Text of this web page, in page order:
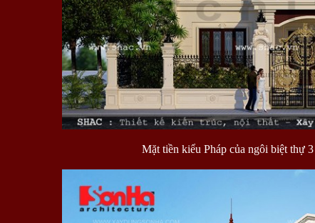
Mặt tiền kiểu Pháp của ngôi biệt thự